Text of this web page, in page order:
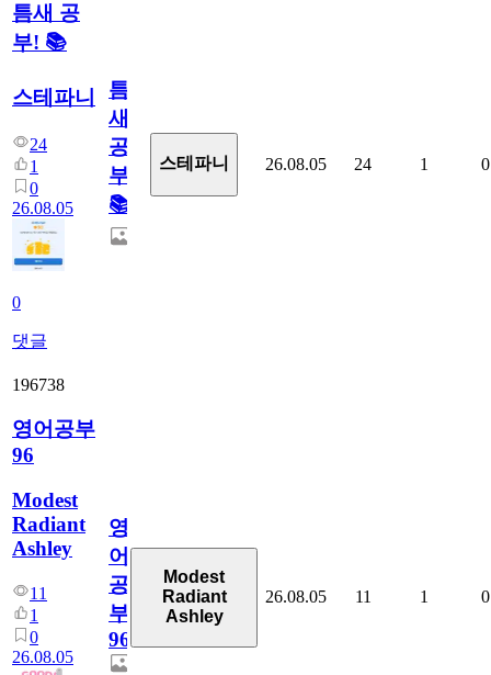
틈새 공
부! 📚
스테파니
24
1
0
26.08.05
0
댓글
틈
새
공
부!
📚
스테파니 26.08.05 24 1 0
196738
영어공부
96
Modest
Radiant
Ashley
11
1
0
26.08.05
영
어
공
부
96
Modest
Radiant
Ashley
26.08.05 11 1 0